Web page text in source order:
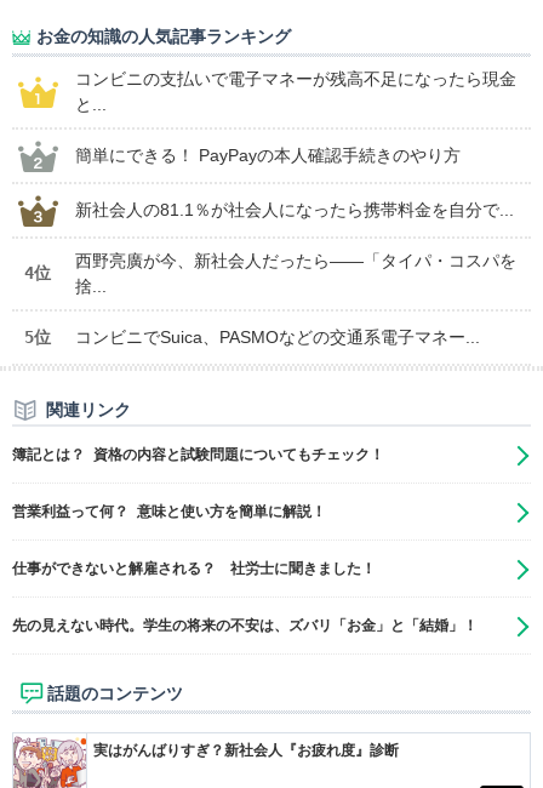
お金の知識の人気記事ランキング
コンビニの支払いで電子マネーが残高不足になったら現金
と...
簡単にできる！ PayPayの本人確認手続きのやり方
新社会人の81.1％が社会人になったら携帯料金を自分で...
4位
西野亮廣が今、新社会人だったら――「タイパ・コスパを
捨...
5位 コンビニでSuica、PASMOなどの交通系電子マネー...
関連リンク
簿記とは？ 資格の内容と試験問題についてもチェック！
営業利益って何？ 意味と使い方を簡単に解説！
仕事ができないと解雇される？ 社労士に聞きました！
先の見えない時代。学生の将来の不安は、ズバリ「お金」と「結婚」！
話題のコンテンツ
実はがんばりすぎ？新社会人『お疲れ度』診断